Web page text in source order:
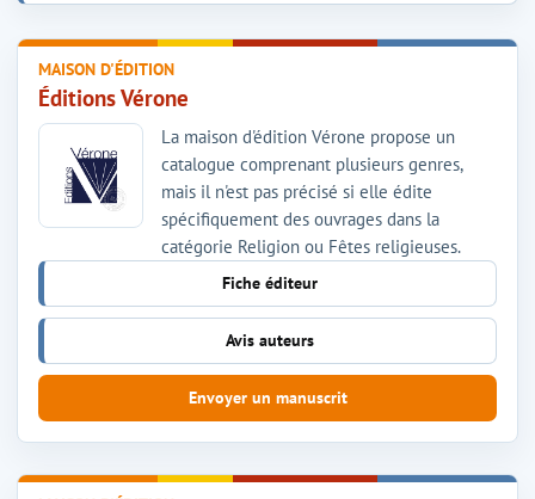
MAISON D'ÉDITION
Éditions Vérone
La maison d'édition Vérone propose un
catalogue comprenant plusieurs genres,
mais il n'est pas précisé si elle édite
spécifiquement des ouvrages dans la
catégorie Religion ou Fêtes religieuses.
Fiche éditeur
Avis auteurs
Envoyer un manuscrit